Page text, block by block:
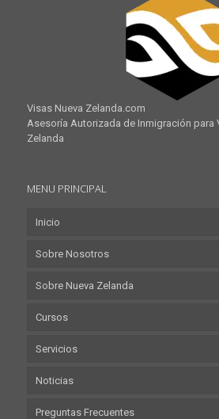
Visas Nueva Zelanda.com
Asesoría Autorizada de Inmigración para
Zelanda
MENU PRINCIPAL
Inicio
Sobre Nosotros
Sobre Nueva Zelanda
Cursos
Servicios
Noticias
Preguntas Frecuentes